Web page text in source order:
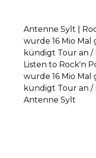
Antenne Sylt |
wurde 16 Mio Mal
kündigt Tour an /
Listen to Rock'n
wurde 16 Mio Mal
kündigt Tour an /
Antenne Sylt